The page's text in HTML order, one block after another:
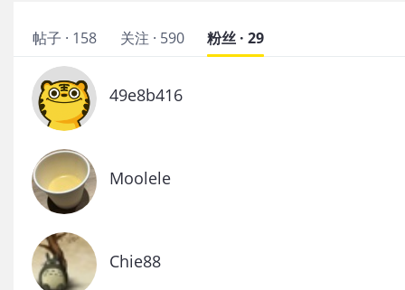
帖子 · 158 关注 · 590 粉丝 · 29
49e8b416
Moolele
Chie88